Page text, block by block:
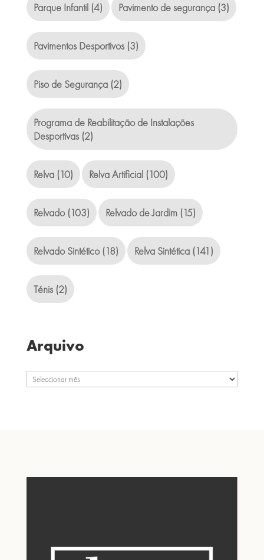
Parque Infantil(4) Pavimento de segurança(3)
Pavimentos Desportivos(3)
Piso de Segurança(2)
Programa de Reabilitação de Instalações
Desportivas(2)
Relva(10) Relva Artificial(100)
Relvado(103) Relvado de Jardim(15)
Relvado Sintético(18) Relva Sintética(141)
Ténis(2)
Arquivo
Arquivo